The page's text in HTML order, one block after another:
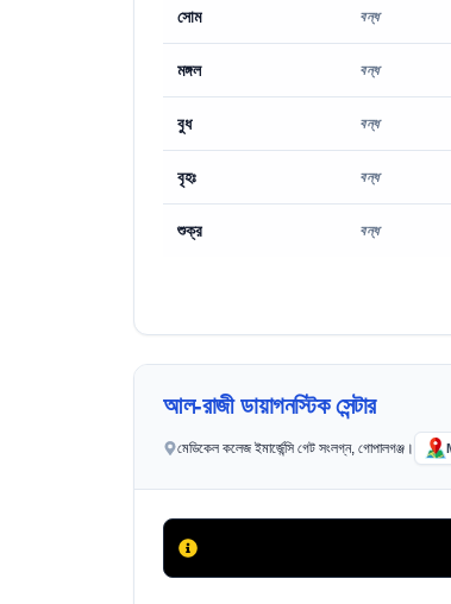
সোম বন্ধ
মঙ্গল বন্ধ
বুধ বন্ধ
বৃহঃ বন্ধ
শুক্র বন্ধ
আল-রাজী ডায়াগনস্টিক সেন্টার
মেডিকেল কলেজ ইমার্জেন্সি গেট সংলগ্ন, গোপালগঞ্জ।